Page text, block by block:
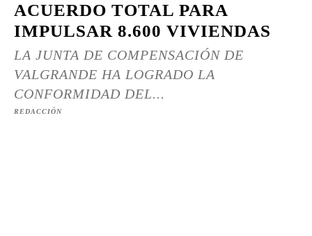
ACUERDO TOTAL PARA
IMPULSAR 8.600 VIVIENDAS
LA JUNTA DE COMPENSACIÓN DE
VALGRANDE HA LOGRADO LA
CONFORMIDAD DEL...
REDACCIÓN